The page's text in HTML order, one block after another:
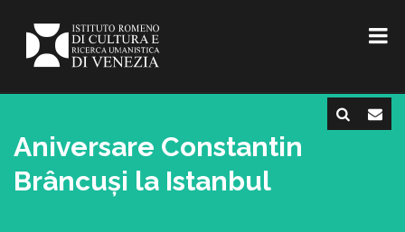
Aniversare Constantin
Brâncuși la Istanbul